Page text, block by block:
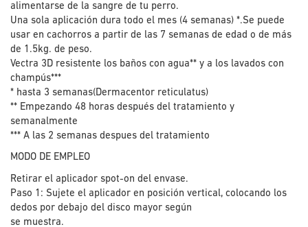
alimentarse de la sangre de tu perro.
Una sola aplicación dura todo el mes (4 semanas) *.Se puede
usar en cachorros a partir de las 7 semanas de edad o de más
de 1.5kg. de peso.
Vectra 3D resistente los baños con agua** y a los lavados con
champús***
* hasta 3 semanas(Dermacentor reticulatus)
** Empezando 48 horas después del tratamiento y
semanalmente
*** A las 2 semanas despues del tratamiento
MODO DE EMPLEO
Retirar el aplicador spot-on del envase.
Paso 1: Sujete el aplicador en posición vertical, colocando los
dedos por debajo del disco mayor según
se muestra.